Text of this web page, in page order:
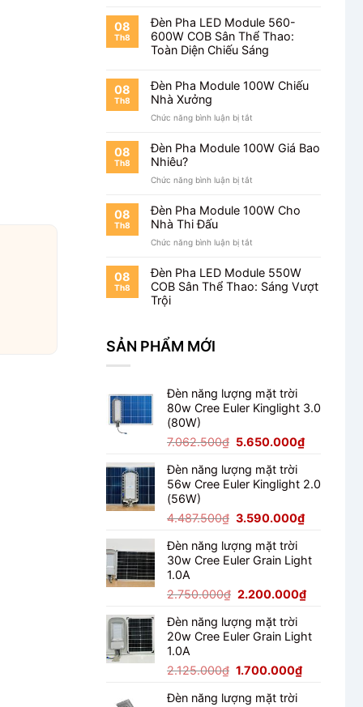
Đỗ
Xe
Pha
Module
100W
Cho
Hàng
08
Th8
Đèn Pha LED Module 560-
600W COB Sân Thể Thao:
Toàn Diện Chiếu Sáng
08
Th8
Đèn Pha Module 100W Chiếu
Nhà Xưởng
Chức năng bình luận bị tắt
Pha
Module
Xưởng
08
Th8
Đèn Pha Module 100W Giá Bao
Nhiêu?
Chức năng bình luận bị tắt
Pha
Module
Nhiêu?
08
Th8
Đèn Pha Module 100W Cho
Nhà Thi Đấu
Chức năng bình luận bị tắt
Pha
Module
100W
08
Th8
Đèn Pha LED Module 550W
COB Sân Thể Thao: Sáng Vượt
Trội
SẢN PHẨM MỚI
Đèn năng lượng mặt trời
80w Cree Euler Kinglight 3.0
(80W)
7.062.500₫ Giá
là:
7.062.500₫.
5.650.000₫Giá
là:
Đèn năng lượng mặt trời
56w Cree Euler Kinglight 2.0
(56W)
4.487.500₫ Giá
là:
4.487.500₫.
3.590.000₫Giá
là:
Đèn năng lượng mặt trời
30w Cree Euler Grain Light
1.0A
2.750.000₫ Giá
là:
2.750.000₫.
2.200.000₫Giá
là:
Đèn năng lượng mặt trời
20w Cree Euler Grain Light
1.0A
2.125.000₫ Giá
là:
1.700.000₫Giá
Đèn năng lượng mặt trời